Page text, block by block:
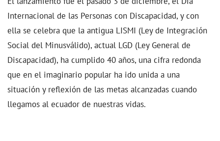
Internacional de las Personas con Discapacidad, y con
ella se celebra que la antigua LISMI (Ley de Integración
Social del Minusválido), actual LGD (Ley General de
Discapacidad), ha cumplido 40 años, una cifra redonda
que en el imaginario popular ha ido unida a una
situación y reflexión de las metas alcanzadas cuando
llegamos al ecuador de nuestras vidas.